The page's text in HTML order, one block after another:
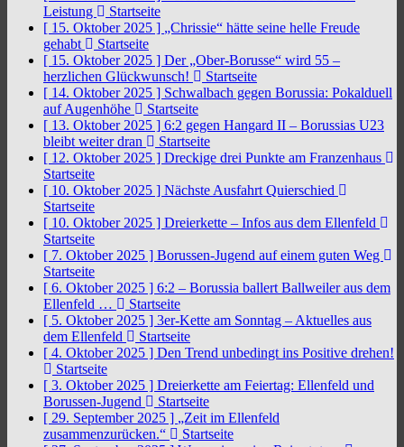
Leistung
Startseite
[ 15. Oktober 2025 ] „Chrissie“ hätte seine helle Freude
gehabt
Startseite
[ 15. Oktober 2025 ] Der „Ober-Borusse“ wird 55 –
herzlichen Glückwunsch!
Startseite
[ 14. Oktober 2025 ] Schwalbach gegen Borussia: Pokalduell
auf Augenhöhe
Startseite
[ 13. Oktober 2025 ] 6:2 gegen Hangard II – Borussias U23
bleibt weiter dran
Startseite
[ 12. Oktober 2025 ] Dreckige drei Punkte am Franzenhaus
Startseite
[ 10. Oktober 2025 ] Nächste Ausfahrt Quierschied
Startseite
[ 10. Oktober 2025 ] Dreierkette – Infos aus dem Ellenfeld
Startseite
[ 7. Oktober 2025 ] Borussen-Jugend auf einem guten Weg
Startseite
[ 6. Oktober 2025 ] 6:2 – Borussia ballert Ballweiler aus dem
Ellenfeld …
Startseite
[ 5. Oktober 2025 ] 3er-Kette am Sonntag – Aktuelles aus
dem Ellenfeld
Startseite
[ 4. Oktober 2025 ] Den Trend unbedingt ins Positive drehen!
Startseite
[ 3. Oktober 2025 ] Dreierkette am Feiertag: Ellenfeld und
Borussen-Jugend
Startseite
[ 29. September 2025 ] „Zeit im Ellenfeld
zusammenzurücken.“
Startseite